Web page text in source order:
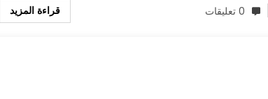
0 تعليقات قراءة المزيد